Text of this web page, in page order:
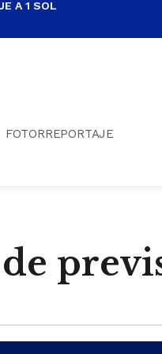
A 1 SOL
FOTORREPORTAJE